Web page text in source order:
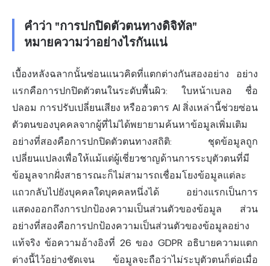
คำว่า "การปกปิดตัวตนทางดิจิทัล"
หมายความว่าอย่างไรกันแน่
เบื้องหลังฉลากนั้นซ่อนแนวคิดที่แตกต่างกันสองอย่าง อย่าง
แรกคือการปกปิดตัวตนในระดับพื้นผิว: ใบหน้าเบลอ ชื่อ
ปลอม การปรับเปลี่ยนเสียง หรืออวตาร AI สิ่งเหล่านี้ช่วยซ่อน
ตัวตนของบุคคลจากผู้ที่ไม่ได้พยายามค้นหาข้อมูลเพิ่มเติม
อย่างที่สองคือการปกปิดตัวตนทางสถิติ: ชุดข้อมูลถูก
เปลี่ยนแปลงเพื่อให้แม้แต่ผู้เชี่ยวชาญด้านการระบุตัวตนที่มี
ข้อมูลจากฝั่งสาธารณะก็ไม่สามารถเชื่อมโยงข้อมูลแต่ละ
แถวกลับไปยังบุคคลใดบุคคลหนึ่งได้ อย่างแรกเป็นการ
แสดงออกถึงการปกป้องความเป็นส่วนตัวของข้อมูล ส่วน
อย่างที่สองคือการปกป้องความเป็นส่วนตัวของข้อมูลอย่าง
แท้จริง ข้อความอ้างอิงที่ 26 ของ GDPR อธิบายความแตก
ต่างนี้ไว้อย่างชัดเจน ข้อมูลจะถือว่าไม่ระบุตัวตนก็ต่อเมื่อ